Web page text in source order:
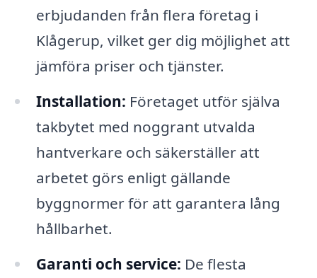
erbjudanden från flera företag i
Klågerup, vilket ger dig möjlighet att
jämföra priser och tjänster.
Installation: Företaget utför själva
takbytet med noggrant utvalda
hantverkare och säkerställer att
arbetet görs enligt gällande
byggnormer för att garantera lång
hållbarhet.
Garanti och service: De flesta